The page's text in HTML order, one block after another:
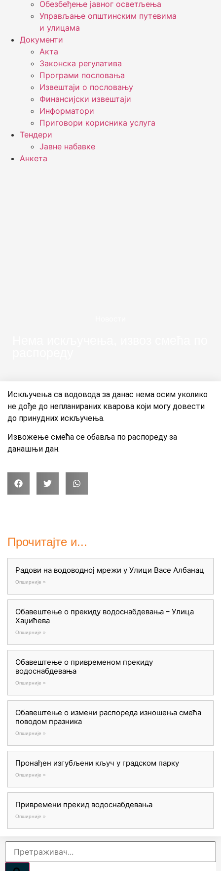
Обезбеђење јавног осветљења
Управљање општинским путевима
и улицама
Документи
Акта
Законска регулатива
Програми пословања
Извештаји о пословању
Финансијски извештаји
Информатори
Приговори корисника услуга
Тендери
Јавне набавке
Анкета
Искључења са водовода за данас нема осим уколико
не дође до непланираних кварова који могу довести
до принудних искључења.
Извожење смећа се обавља по распореду за
данашњи дан.
Прочитајте и...
Радови на водоводној мрежи у Улици Васе Албанац
Опширније »
Обавештење о прекиду водоснабдевања – Улица
Хаџићева
Опширније »
Обавештење о привременом прекиду
водоснабдевања
Опширније »
Обавештење о измени распореда изношења смећа
поводом празника
Опширније »
Пронађен изгубљени кључ у градском парку
Опширније »
Привремени прекид водоснабдевања
Опширније »